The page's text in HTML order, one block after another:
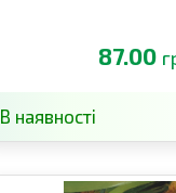
87.00
В наявності